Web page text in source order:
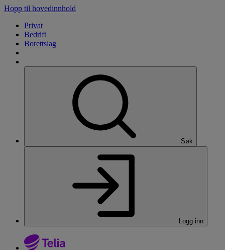
Hopp til hovedinnhold
Privat
Bedrift
Borettslag
Søk
Logg inn